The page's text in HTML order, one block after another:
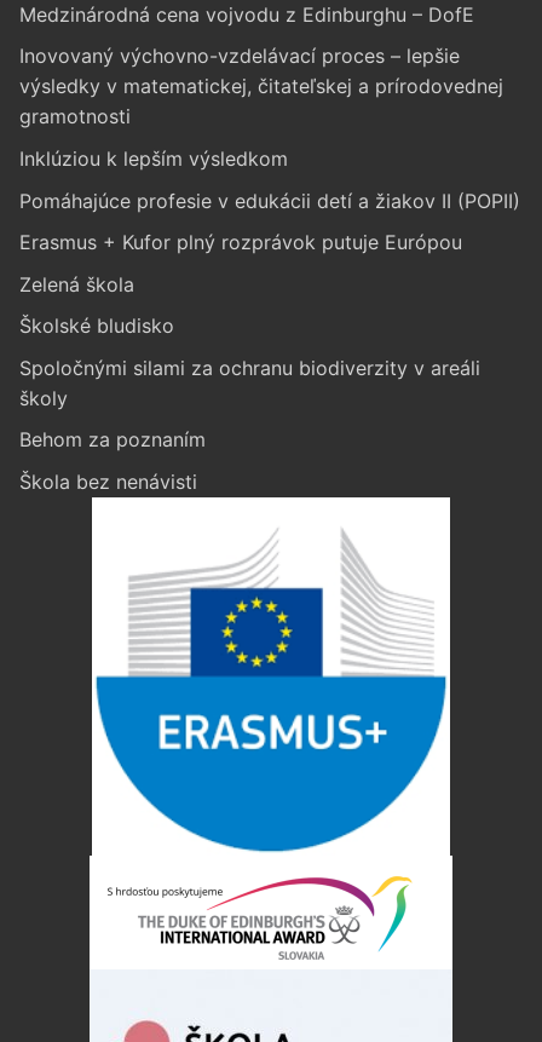
Medzinárodná cena vojvodu z Edinburghu – DofE
Inovovaný výchovno-vzdelávací proces – lepšie
výsledky v matematickej, čitateľskej a prírodovednej
gramotnosti
Inklúziou k lepším výsledkom
Pomáhajúce profesie v edukácii detí a žiakov II (POPII)
Erasmus + Kufor plný rozprávok putuje Európou
Zelená škola
Školské bludisko
Spoločnými silami za ochranu biodiverzity v areáli
školy
Behom za poznaním
Škola bez nenávisti